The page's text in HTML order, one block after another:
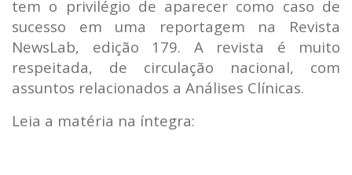
tem o privilégio de aparecer como caso de
sucesso em uma reportagem na Revista
NewsLab, edição 179. A revista é muito
respeitada, de circulação nacional, com
assuntos relacionados a Análises Clínicas.
Leia a matéria na íntegra: